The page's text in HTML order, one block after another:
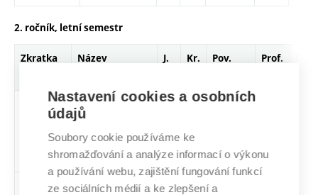
2. ročník, letní semestr
Zkratka Název J. Kr. Pov. Prof.
BC_ACE
Analytická
chemie v
environmentální
praxi
cs 4 Povinný
BC_EB1
Environmentální
cs 6 Povinný
Nastavení cookies a osobních
údajů
Soubory cookie používáme ke
shromažďování a analýze informací o výkonu
a používání webu, zajištění fungování funkcí
ze sociálních médií a ke zlepšení a